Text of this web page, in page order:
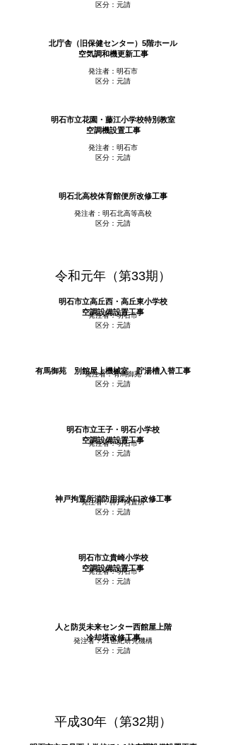
区分：元請
北庁舎（旧保健センター）5階ホール
空気調和機更新工事
発注者：明石市
区分：元請
明石市立花園・藤江小学校特別教室
空調機設置工事
発注者：明石市
区分：元請
明石北高校体育館便所改修工事
発注者：明石北高等高校
区分：元請
令和元年（第33期）
明石市立高丘西・高丘東小学校
空調設備設置工事
発注者：明石市
区分：元請
有馬御苑 別館屋上機械室 貯湯槽入替工事
発注者：有馬御苑
区分：元請
明石市立王子・明石小学校
空調設備設置工事
発注者：明石市
区分：元請
神戸拘置所消防用採水口改修工事
発注者：神戸拘置所
区分：元請
明石市立貴崎小学校
空調設備設置工事
発注者：明石市
区分：元請
人と防災未来センター西館屋上階
冷却塔改修工事
発注者：21世紀研究機構
区分：元請
平成30年（第32期）